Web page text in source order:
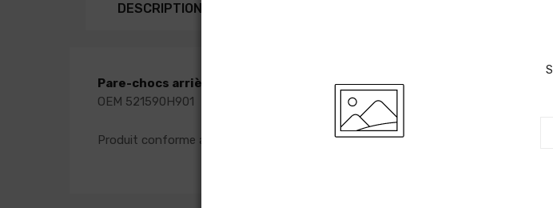
DESCRIPTION
Pare-chocs arrière noir a peindre pour TOYOTA AYGO de 2005 à 2009, Neuf
OEM 521590H901
Produit conforme aux normes Européenne